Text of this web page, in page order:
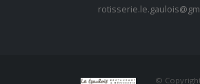
© Copyright